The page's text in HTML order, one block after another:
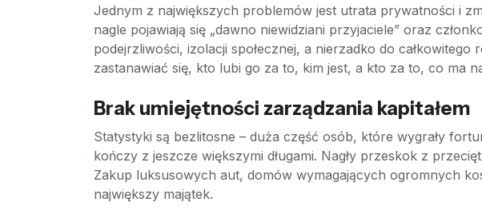
Jednym z największych problemów jest utrata prywatności i
nagle pojawiają się „dawno niewidziani przyjaciele” oraz
podejrzliwości, izolacji społecznej, a nierzadko do
zastanawiać się, kto lubi go za to, kim jest, a kto za to, co ma
Brak umiejętności zarządzania kapitałem
Statystyki są bezlitosne – duża część osób, które wygrały
kończy z jeszcze większymi długami. Nagły przeskok z
Zakup luksusowych aut, domów wymagających ogromnych
największy majątek.